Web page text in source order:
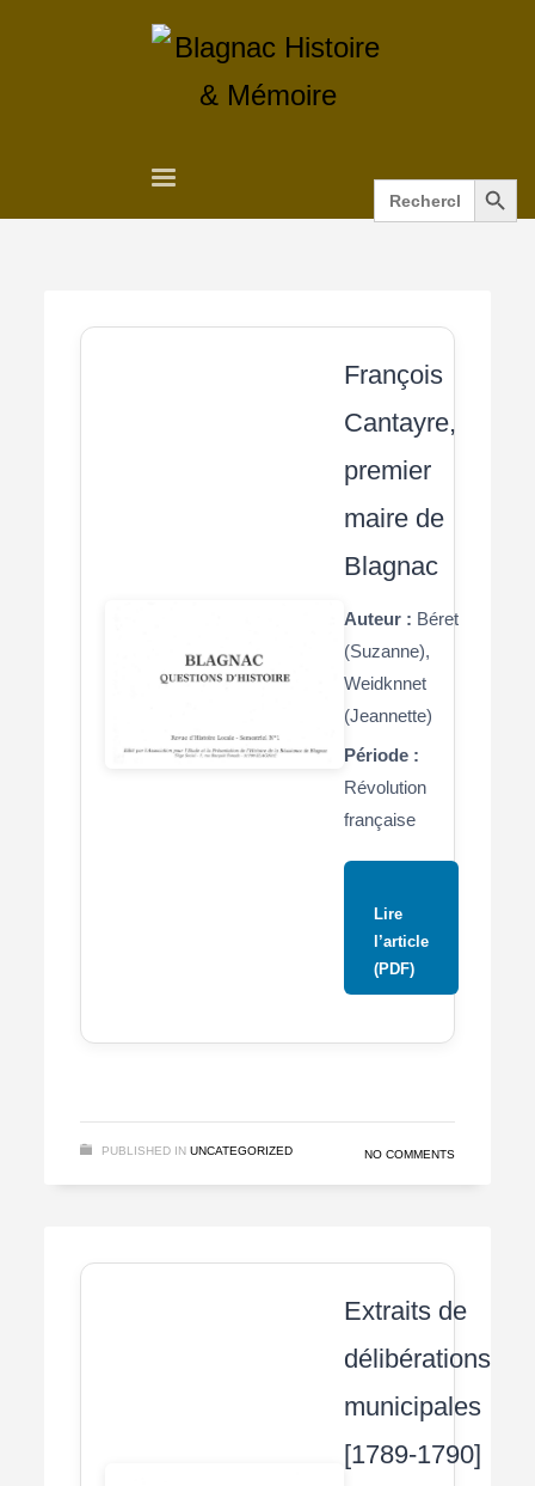
Search
for:
Search Button
François
Cantayre,
premier
maire de
Blagnac
Auteur : Béret
(Suzanne),
Weidknnet
(Jeannette)
Période :
Révolution
française
Lire
l’article
(PDF)
PUBLISHED IN UNCATEGORIZED NO COMMENTS
Extraits de
délibérations
municipales
[1789-1790]